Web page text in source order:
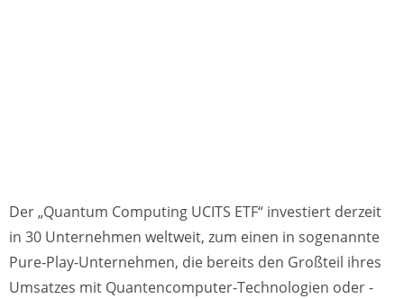
Der „Quantum Computing UCITS ETF“ investiert derzeit
in 30 Unternehmen weltweit, zum einen in sogenannte
Pure-Play-Unternehmen, die bereits den Großteil ihres
Umsatzes mit Quantencomputer-Technologien oder -